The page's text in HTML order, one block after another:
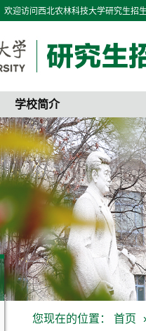
欢迎访问西北农林科技大学研究生招
学校简介
您现在的位置： 首页